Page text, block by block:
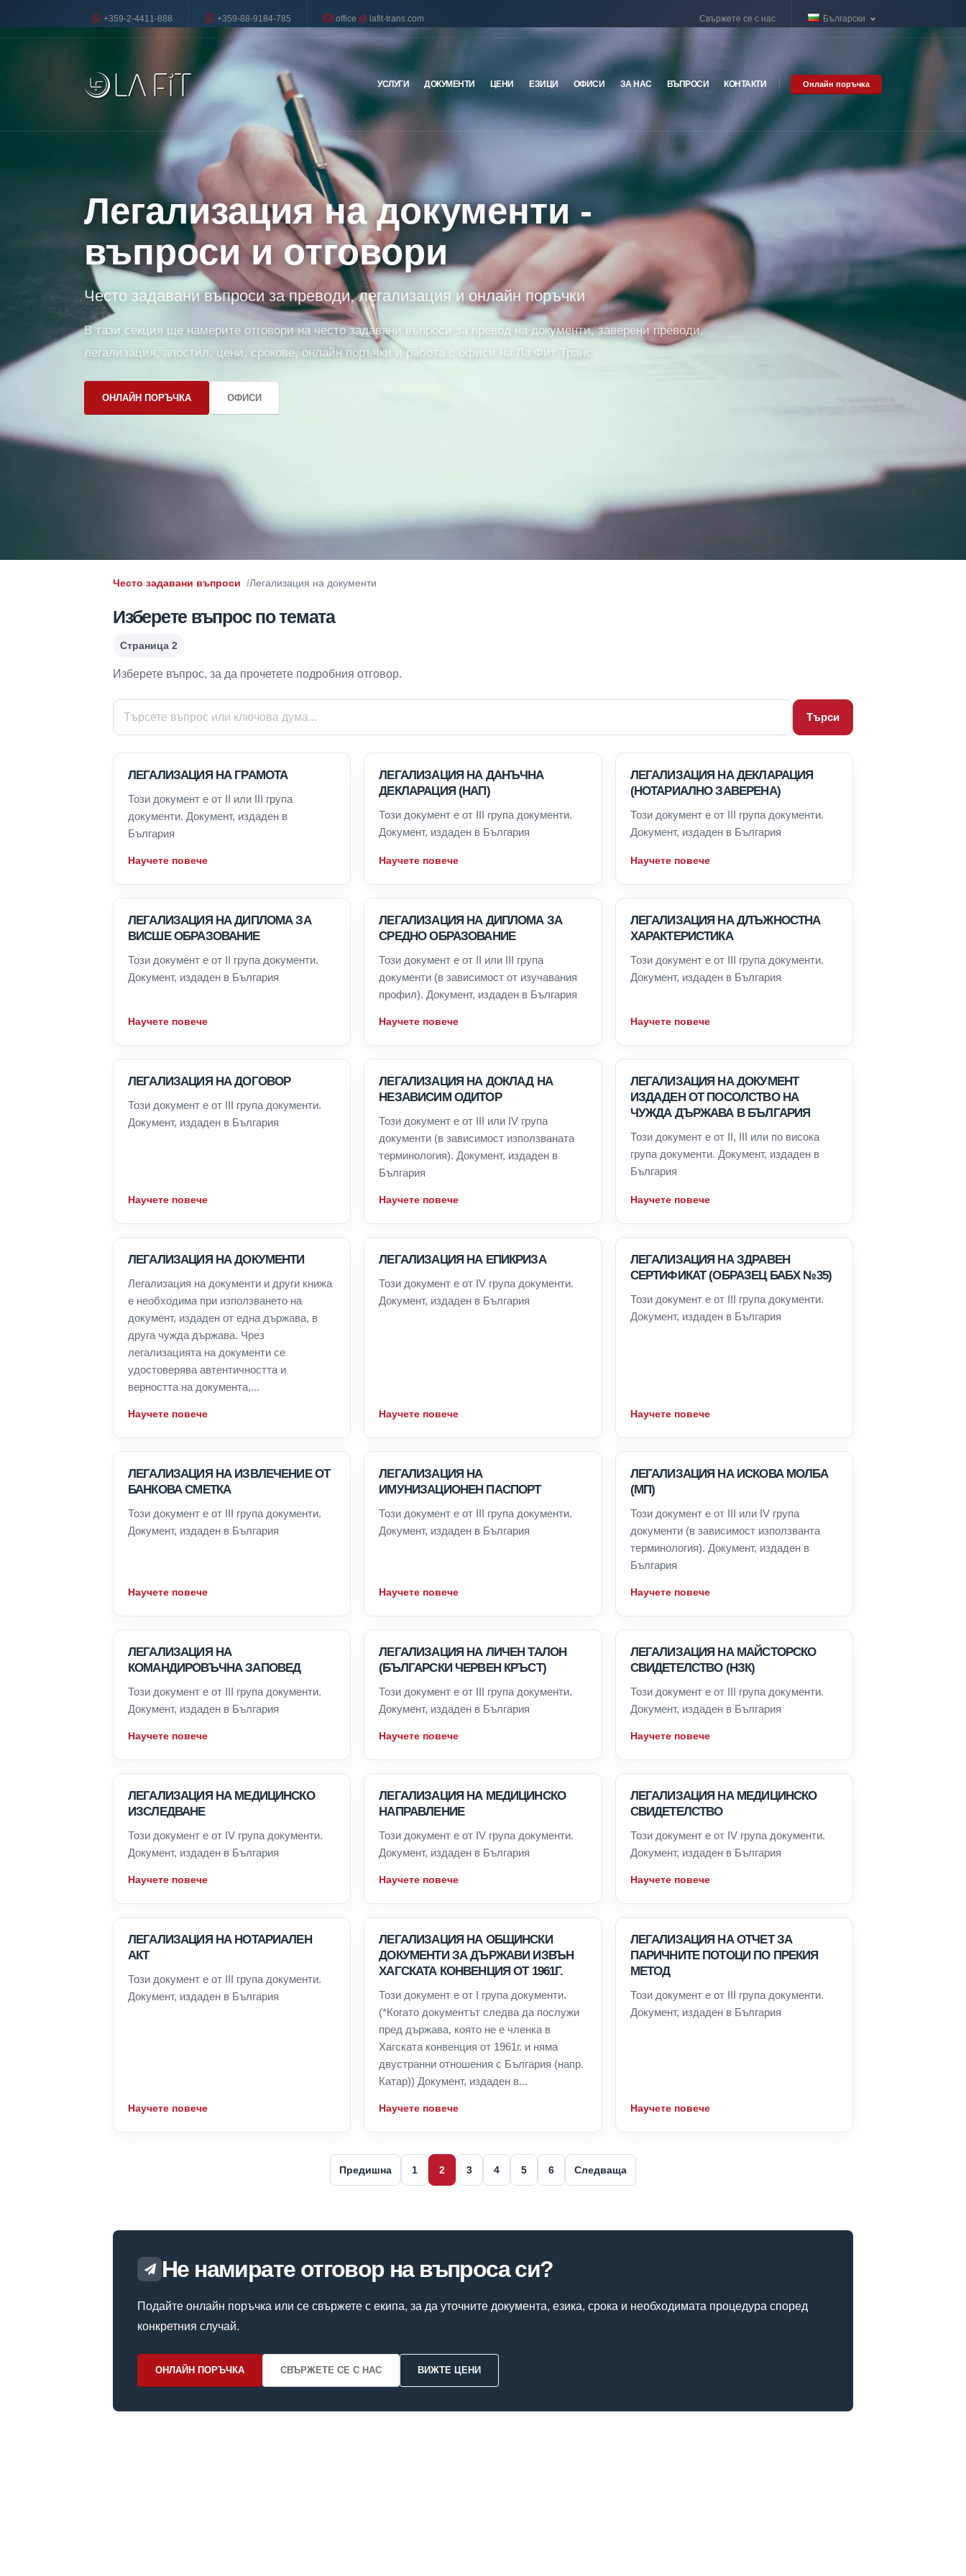
+359-2-4411-888 +359-88-9184-785 office@ lafit-trans.com Свържете се с нас Български
УСЛУГИ ДОКУМЕНТИ ЦЕНИ ЕЗИЦИ ОФИСИ ЗА НАС ВЪПРОСИ КОНТАКТИ Онлайн поръчка
Легализация на документи -
въпроси и отговори
Често задавани въпроси за преводи, легализация и онлайн поръчки
В тази секция ще намерите отговори на често задавани въпроси за превод на документи, заверени преводи,
легализация, апостил, цени, срокове, онлайн поръчки и работа с офиси на Ла Фит Транс.
ОНЛАЙН ПОРЪЧКА ОФИСИ
Често задавани въпроси Легализация на документи
Изберете въпрос по темата
Страница 2
Изберете въпрос, за да прочетете подробния отговор.
Търси
ЛЕГАЛИЗАЦИЯ НА ГРАМОТА
Този документ е от II или III група
документи. Документ, издаден в
България
Научете повече
ЛЕГАЛИЗАЦИЯ НА ДАНЪЧНА
ДЕКЛАРАЦИЯ (НАП)
Този документ е от III група документи.
Документ, издаден в България
Научете повече
ЛЕГАЛИЗАЦИЯ НА ДЕКЛАРАЦИЯ
(НОТАРИАЛНО ЗАВЕРЕНА)
Този документ е от III група документи.
Документ, издаден в България
Научете повече
ЛЕГАЛИЗАЦИЯ НА ДИПЛОМА ЗА
ВИСШЕ ОБРАЗОВАНИЕ
Този документ е от II група документи.
Документ, издаден в България
Научете повече
ЛЕГАЛИЗАЦИЯ НА ДИПЛОМА ЗА
СРЕДНО ОБРАЗОВАНИЕ
Този документ е от II или III група
документи (в зависимост от изучавания
профил). Документ, издаден в България
Научете повече
ЛЕГАЛИЗАЦИЯ НА ДЛЪЖНОСТНА
ХАРАКТЕРИСТИКА
Този документ е от III група документи.
Документ, издаден в България
Научете повече
ЛЕГАЛИЗАЦИЯ НА ДОГОВОР
Този документ е от III група документи.
Документ, издаден в България
Научете повече
ЛЕГАЛИЗАЦИЯ НА ДОКЛАД НА
НЕЗАВИСИМ ОДИТОР
Този документ е от III или IV група
документи (в зависимост използваната
терминология). Документ, издаден в
България
Научете повече
ЛЕГАЛИЗАЦИЯ НА ДОКУМЕНТ
ИЗДАДЕН ОТ ПОСОЛСТВО НА
ЧУЖДА ДЪРЖАВА В БЪЛГАРИЯ
Този документ е от II, III или по висока
група документи. Документ, издаден в
България
Научете повече
ЛЕГАЛИЗАЦИЯ НА ДОКУМЕНТИ
Легализация на документи и други книжа
е необходима при използването на
документ, издаден от една държава, в
друга чужда държава. Чрез
легализацията на документи се
удостоверява автентичността и
верността на документа,...
Научете повече
ЛЕГАЛИЗАЦИЯ НА ЕПИКРИЗА
Този документ е от IV група документи.
Документ, издаден в България
Научете повече
ЛЕГАЛИЗАЦИЯ НА ЗДРАВЕН
СЕРТИФИКАТ (ОБРАЗЕЦ БАБХ №35)
Този документ е от III група документи.
Документ, издаден в България
Научете повече
ЛЕГАЛИЗАЦИЯ НА ИЗВЛЕЧЕНИЕ ОТ
БАНКОВА СМЕТКА
Този документ е от III група документи.
Документ, издаден в България
Научете повече
ЛЕГАЛИЗАЦИЯ НА
ИМУНИЗАЦИОНЕН ПАСПОРТ
Този документ е от III група документи.
Документ, издаден в България
Научете повече
ЛЕГАЛИЗАЦИЯ НА ИСКОВА МОЛБА
(МП)
Този документ е от III или IV група
документи (в зависимост използванта
терминология). Документ, издаден в
България
Научете повече
ЛЕГАЛИЗАЦИЯ НА
КОМАНДИРОВЪЧНА ЗАПОВЕД
Този документ е от III група документи.
Документ, издаден в България
Научете повече
ЛЕГАЛИЗАЦИЯ НА ЛИЧЕН ТАЛОН
(БЪЛГАРСКИ ЧЕРВЕН КРЪСТ)
Този документ е от III група документи.
Документ, издаден в България
Научете повече
ЛЕГАЛИЗАЦИЯ НА МАЙСТОРСКО
СВИДЕТЕЛСТВО (НЗК)
Този документ е от III група документи.
Документ, издаден в България
Научете повече
ЛЕГАЛИЗАЦИЯ НА МЕДИЦИНСКО
ИЗСЛЕДВАНЕ
Този документ е от IV група документи.
Документ, издаден в България
Научете повече
ЛЕГАЛИЗАЦИЯ НА МЕДИЦИНСКО
НАПРАВЛЕНИЕ
Този документ е от IV група документи.
Документ, издаден в България
Научете повече
ЛЕГАЛИЗАЦИЯ НА МЕДИЦИНСКО
СВИДЕТЕЛСТВО
Този документ е от IV група документи.
Документ, издаден в България
Научете повече
ЛЕГАЛИЗАЦИЯ НА НОТАРИАЛЕН
АКТ
Този документ е от III група документи.
Документ, издаден в България
Научете повече
ЛЕГАЛИЗАЦИЯ НА ОБЩИНСКИ
ДОКУМЕНТИ ЗА ДЪРЖАВИ ИЗВЪН
ХАГСКАТА КОНВЕНЦИЯ ОТ 1961Г.
Този документ е от I група документи.
(*Когато документът следва да послужи
пред държава, която не е членка в
Хагската конвенция от 1961г. и няма
двустранни отношения с България (напр.
Катар)) Документ, издаден в...
Научете повече
ЛЕГАЛИЗАЦИЯ НА ОТЧЕТ ЗА
ПАРИЧНИТЕ ПОТОЦИ ПО ПРЕКИЯ
МЕТОД
Този документ е от III група документи.
Документ, издаден в България
Научете повече
Предишна 1 2 3 4 5 6 Следваща
Не намирате отговор на въпроса си?
Подайте онлайн поръчка или се свържете с екипа, за да уточните документа, езика, срока и необходимата процедура според
конкретния случай.
ОНЛАЙН ПОРЪЧКА СВЪРЖЕТЕ СЕ С НАС ВИЖТЕ ЦЕНИ